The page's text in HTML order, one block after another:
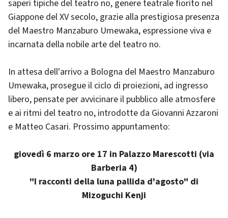
saperi tipiche del teatro no, genere teatrale fiorito nel
Giappone del XV secolo, grazie alla prestigiosa presenza
del Maestro Manzaburo Umewaka, espressione viva e
incarnata della nobile arte del teatro no.
In attesa dell'arrivo a Bologna del Maestro Manzaburo
Umewaka, prosegue il ciclo di proiezioni, ad ingresso
libero, pensate per avvicinare il pubblico alle atmosfere
e ai ritmi del teatro no, introdotte da Giovanni Azzaroni
e Matteo Casari. Prossimo appuntamento:
giovedì 6 marzo ore 17 in Palazzo Marescotti (via
Barberia 4)
"I racconti della luna pallida d'agosto" di
Mizoguchi Kenji